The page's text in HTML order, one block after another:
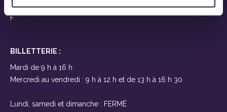
T 418-387-2200
F
BILLETTERIE :
Mardi de 9 h à 16 h
Mercredi au vendredi : 9 h à 12 h et de 13 h à 16 h 30
Lundi, samedi et dimanche : FERMÉ